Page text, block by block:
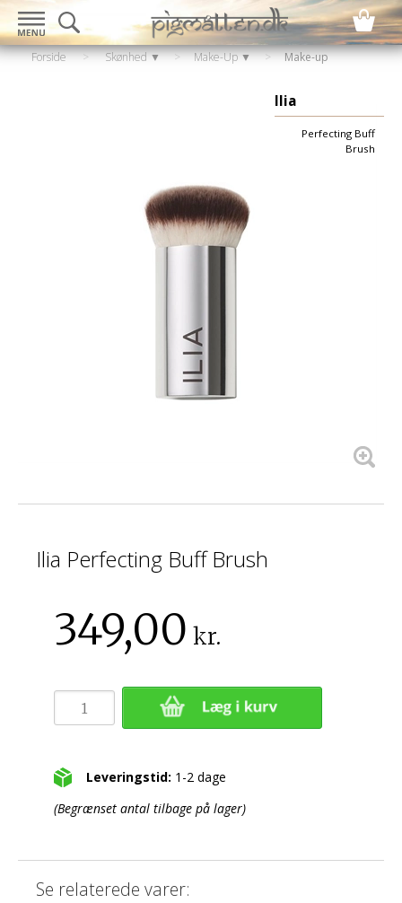
Forside > Skønhed ▼ > Make-Up ▼ >
Make-up
Ilia
Perfecting Buff
Brush
Ilia Perfecting Buff Brush
349,00 kr.
Leveringstid: 1-2 dage
(Begrænset antal tilbage på lager)
Se relaterede varer: